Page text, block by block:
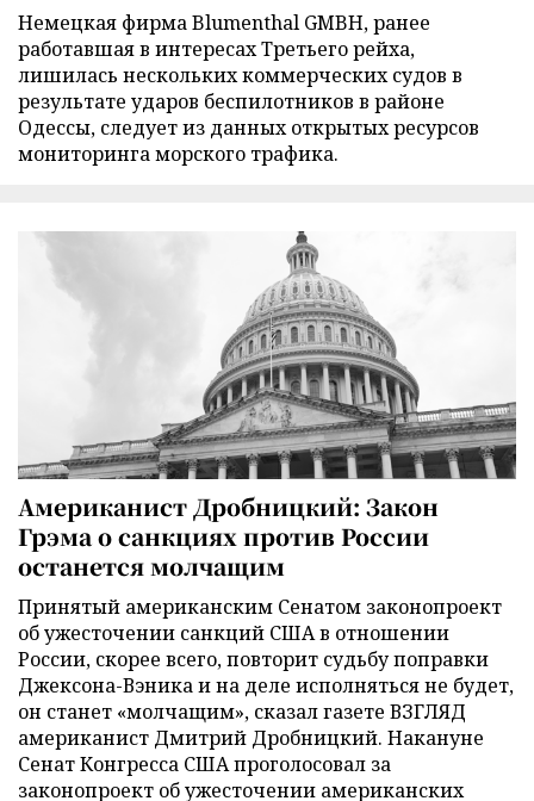
Немецкая фирма Blumenthal GMBH, ранее
работавшая в интересах Третьего рейха,
лишилась нескольких коммерческих судов в
результате ударов беспилотников в районе
Одессы, следует из данных открытых ресурсов
мониторинга морского трафика.
Американист Дробницкий: Закон
Грэма о санкциях против России
останется молчащим
Принятый американским Сенатом законопроект
об ужесточении санкций США в отношении
России, скорее всего, повторит судьбу поправки
Джексона-Вэника и на деле исполняться не будет,
он станет «молчащим», сказал газете ВЗГЛЯД
американист Дмитрий Дробницкий. Накануне
Сенат Конгресса США проголосовал за
законопроект об ужесточении американских